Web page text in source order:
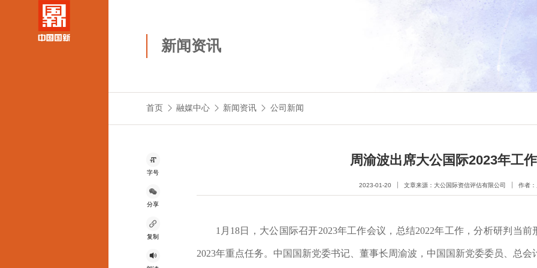
新闻资讯
首页 融媒中心 新闻资讯 公司新闻
周渝波出席大公国际2023年工
2023-01-20 文章来源：大公国际资信评估有限公司 作者
1月18日，大公国际召开2023年工作会议，总结2022年工作，分析研判当前
2023年重点任务。中国国新党委书记、董事长周渝波， 中国国新党委委员、总会
字号
分享
复制